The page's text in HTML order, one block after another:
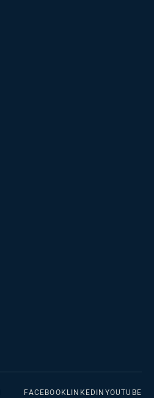
FACEBOOK LINKEDIN YOUTUBE